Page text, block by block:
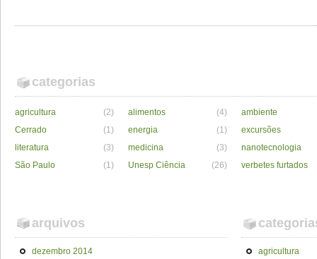
categorias
agricultura (2) alimentos (4)
ambiente
Cerrado
(1) energia (1)
excursões
literatura
(3) medicina (3)
nanotecnologia
São Paulo
(1) Unesp Ciência (26) verbetes furtados
arquivos
dezembro 2014
agricultura